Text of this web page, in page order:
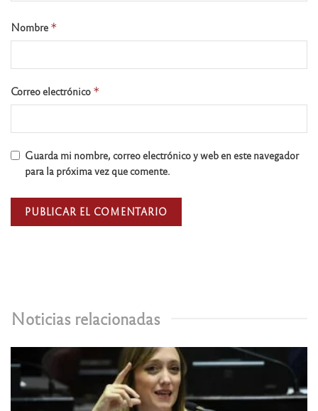
Noticias relacionadas
Nombre *
Correo electrónico *
Guarda mi nombre, correo electrónico y web en este navegador
para la próxima vez que comente.